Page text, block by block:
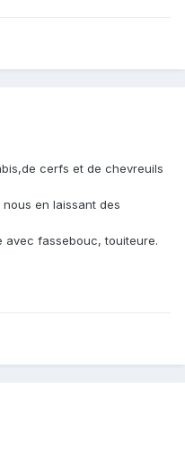
cerfs et de chevreuils
en laissant des
avec fassebouc, touiteure.